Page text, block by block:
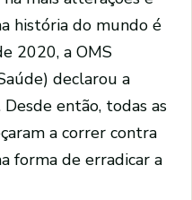
história do mundo é
2020, a OMS
declarou a
então, todas as
a correr contra
forma de erradicar a